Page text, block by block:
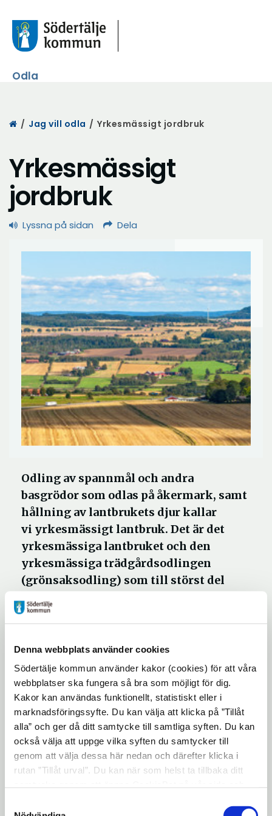
Denna webbplats använder cookies
Södertälje kommun använder kakor (cookies) för att våra
webbplatser ska fungera så bra som möjligt för dig.
Kakor kan användas funktionellt, statistiskt eller i
marknadsföringssyfte. Du kan välja att klicka på ”Tillåt
alla” och ger då ditt samtycke till samtliga syften. Du kan
också välja att uppge vilka syften du samtycker till
genom att välja dessa här nedan och därefter klicka i
rutan ”Tillåt urval”. Du kan när som helst ta tillbaka ditt
"Visa detaljer" kan du läsa om hur kakorna används och
Odla
Start
/ Jag vill odla / Yrkesmässigt jordbruk
Yrkesmässigt
jordbruk
Lyssna på sidan Dela
Odling av spannmål och andra
basgrödor som odlas på åkermark, samt
hållning av lantbrukets djur kallar
vi yrkesmässigt lantbruk. Det är det
yrkesmässiga lantbruket och den
yrkesmässiga trädgårdsodlingen
(grönsaksodling) som till störst del
förser oss med mat.
regelverk som till exempel reglerar hur
gödsel och bekämpningsmedel ska förvaras
och får spridas. Klicka på länken till höger
om du vill läsa mer om dem.
Jordbruksmark
Det finns mycket jordbruksmark i
kommunen. Den största delen av marken är
kommunen äger arrenderas ut till